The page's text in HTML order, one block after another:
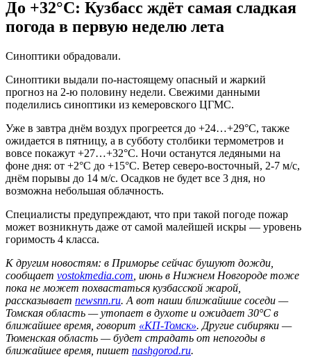
До +32°C: Кузбасс ждёт самая сладкая
погода в первую неделю лета
Синоптики обрадовали.
Синоптики выдали по-настоящему опасный и жаркий
прогноз на 2-ю половину недели. Свежими данными
поделились синоптики из кемеровского ЦГМС.
Уже в завтра днём воздух прогреется до +24…+29°C, также
ожидается в пятницу, а в субботу столбики термометров и
вовсе покажут +27…+32°C. Ночи останутся ледяными на
фоне дня: от +2°C до +15°C. Ветер северо-восточный, 2-7 м/с,
днём порывы до 14 м/с. Осадков не будет все 3 дня, но
возможна небольшая облачность.
Специалисты предупреждают, что при такой погоде пожар
может возникнуть даже от самой малейшей искры — уровень
горимость 4 класса.
К другим новостям: в Приморье сейчас бушуют дожди,
сообщает vostokmedia.com , июнь в Нижнем Новгороде тоже
пока не может похвастаться кузбасской жарой,
рассказывает newsnn.ru. А вот наши ближайшие соседи —
Томская область — утопает в духоте и ожидает 30°C в
ближайшее время, говорит «КП-Томск». Другие сибиряки —
Тюменская область — будет страдать от непогоды в
ближайшее время, пишет nashgorod.ru.